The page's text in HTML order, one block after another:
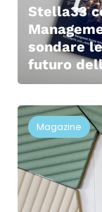
Stella33
sondare
futuro
Magazine